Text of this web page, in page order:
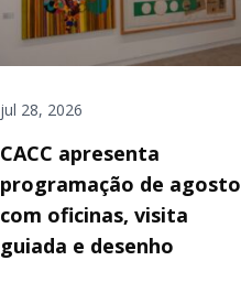
jul 28, 2026
CACC apresenta
programação de agosto
com oficinas, visita
guiada e desenho